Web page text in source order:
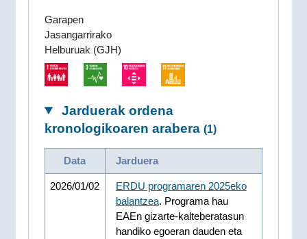
Garapen
Jasangarrirako
Helburuak (GJH)
Jarduerak ordena
kronologikoaren arabera (1)
Data Jarduera
2026/01/02
ERDU programaren 2025eko
balantzea. Programa hau
EAEn gizarte-kalteberatasun
handiko egoeran dauden eta